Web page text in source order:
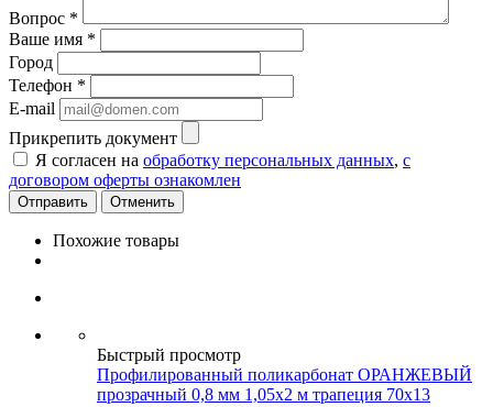
Вопрос *
Ваше имя *
Город
Телефон *
E-mail
Прикрепить документ
Я согласен на обработку персональных данных, с
договором оферты ознакомлен
Отменить
Похожие товары
Быстрый просмотр
Профилированный поликарбонат ОРАНЖЕВЫЙ
прозрачный 0,8 мм 1,05х2 м трапеция 70х13